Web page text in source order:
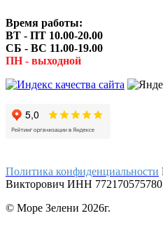
Время работы:
ВТ - ПТ 10.00-20.00
СБ - ВС 11.00-19.00
ПН - выходной
Политика конфиденциальности
Викторович ИНН 772170575780
© Море Зелени 2026г.